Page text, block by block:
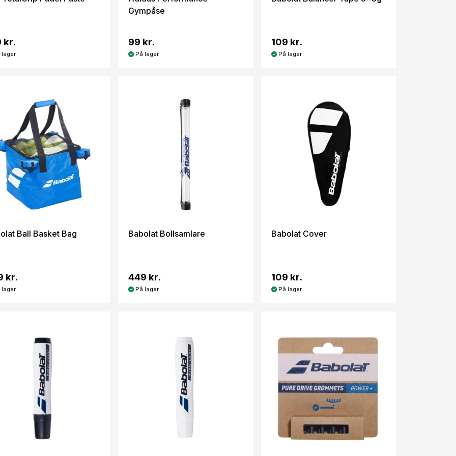
kr.
Gympåse
99 kr.
På lager
109 kr.
På lager
Ball Basket Bag
kr.
Babolat Bollsamlare
449 kr.
På lager
Babolat Cover
109 kr.
På lager